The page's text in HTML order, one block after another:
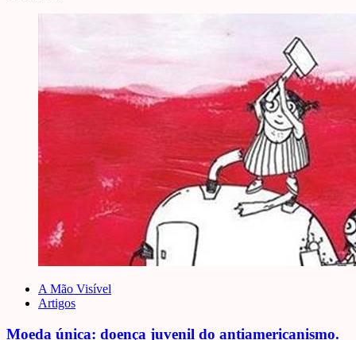
A Mão Visível
Artigos
Moeda única: doença juvenil do antiamericanismo.